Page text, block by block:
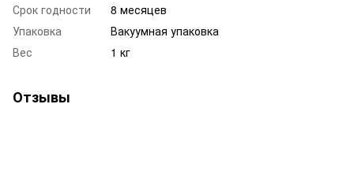
Срок годности
8 месяцев
Упаковка
Вакуумная упаковка
Вес
1 кг
Отзывы